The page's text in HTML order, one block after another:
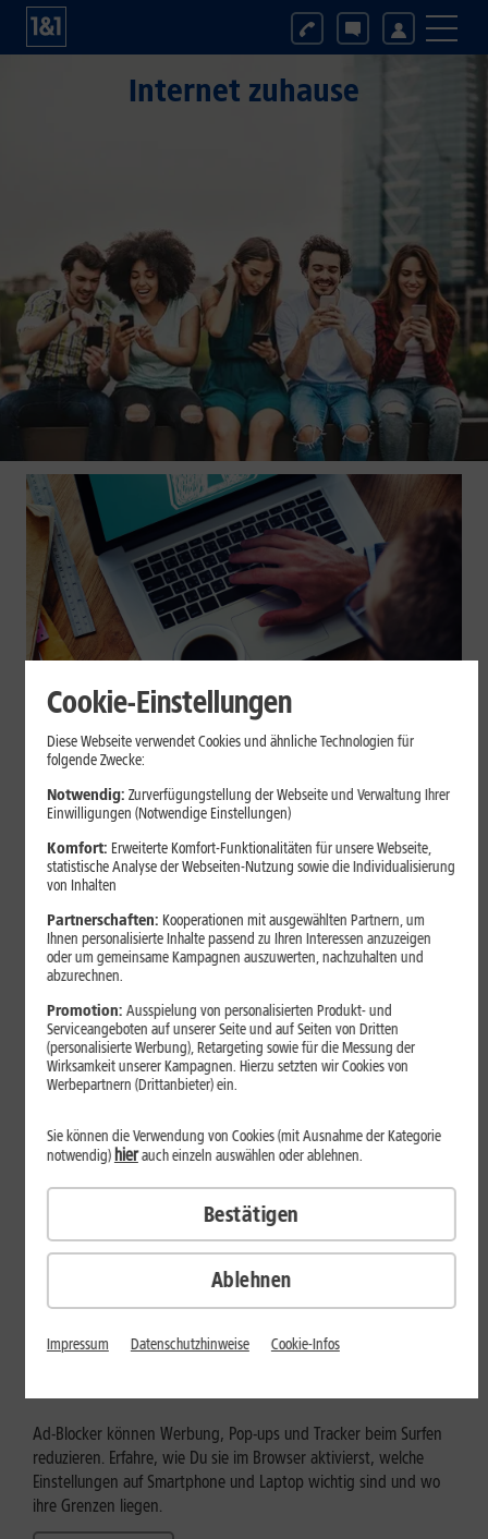
Internet zuhause
Internet zuhause
Browser-Erweiterungen sicher
nutzen: So erkennst Du
vertrauenswürdige Add-ons
Browser-Erweiterungen können praktisch sein, greifen aber je
nach Berechtigung tief in Deine Browserdaten ein. Der Beitrag
zeigt Dir, wie Du Add-ons vor der Installation prüfst und riskante
Erweiterungen erkennst.
Mehr erfahren
Internet zuhause
Ad-Blocker aktivieren: Werbung
Ad-Blocker können Werbung, Pop-ups und Tracker beim Surfen
reduzieren. Erfahre, wie Du sie im Browser aktivierst, welche
Einstellungen auf Smartphone und Laptop wichtig sind und wo
ihre Grenzen liegen.
Cookie-Einstellungen
Diese Webseite verwendet Cookies und ähnliche Technologien für
folgende Zwecke:
Notwendig: Zurverfügungstellung der Webseite und Verwaltung Ihrer
Einwilligungen (Notwendige Einstellungen)
Komfort: Erweiterte Komfort-Funktionalitäten für unsere Webseite,
statistische Analyse der Webseiten-Nutzung sowie die Individualisierung
von Inhalten
Partnerschaften: Kooperationen mit ausgewählten Partnern, um
Ihnen personalisierte Inhalte passend zu Ihren Interessen anzuzeigen
oder um gemeinsame Kampagnen auszuwerten, nachzuhalten und
abzurechnen.
Promotion: Ausspielung von personalisierten Produkt- und
Serviceangeboten auf unserer Seite und auf Seiten von Dritten
(personalisierte Werbung), Retargeting sowie für die Messung der
Wirksamkeit unserer Kampagnen. Hierzu setzten wir Cookies von
Werbepartnern (Drittanbieter) ein.
Ablehnen
Sie können die Verwendung von Cookies (mit Ausnahme der Kategorie
notwendig) hierauch einzeln auswählen oder ablehnen.
Bestätigen
Impressum Datenschutzhinweise Cookie-Infos